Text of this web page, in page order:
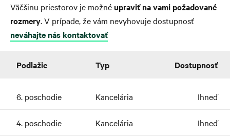
Väčšinu priestorov je možnéupraviť na vami požadované
rozmery. V prípade, že vám nevyhovuje dostupnosť
neváhajte nás kontaktovať
Podlažie Typ Dostupnosť
6. poschodie Kancelária Ihneď
4. poschodie Kancelária Ihneď